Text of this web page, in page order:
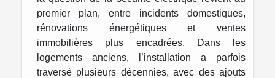
premier plan, entre incidents domestiques,
rénovations énergétiques et ventes
immobilières plus encadrées. Dans les
logements anciens, l’installation a parfois
traversé plusieurs décennies, avec des ajouts